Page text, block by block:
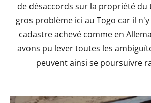
de désaccords sur la propriété du
gros problème ici au Togo car il
cadastre achevé comme en
avons pu lever toutes les
peuvent ainsi se poursuivre